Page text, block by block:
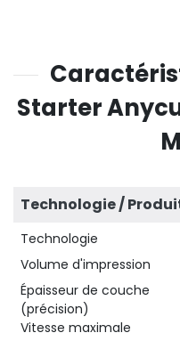
Starter
Technologie /
Technologie
Volume d'impression
Épaisseur de couche
(précision)
Vitesse maximale